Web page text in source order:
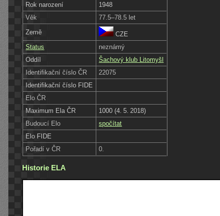
Rok narození
1948
Věk
77.5–78.5 let
Země
CZE
Status
neznámý
Oddíl
Šachový klub Litomyšl
Identifikační číslo ČR
22075
Identifikační číslo FIDE
Elo ČR
Maximum Ela ČR
1000 (4. 5. 2018)
Budoucí Elo
spočítat
Elo FIDE
Pořadí v ČR
0.
Historie ELA